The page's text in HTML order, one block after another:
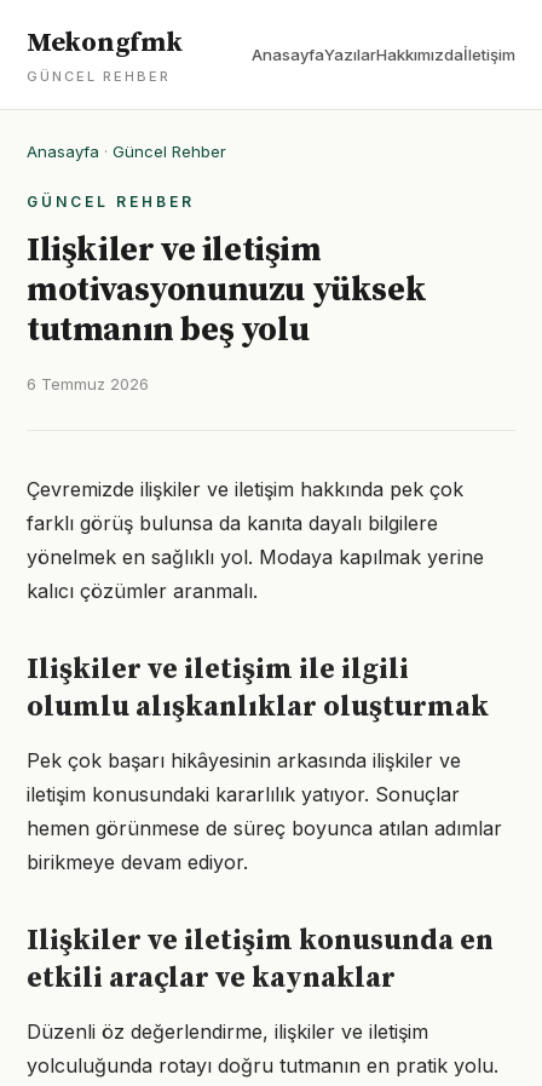
Mekongfmk
GÜNCEL REHBER
AnasayfaYazılarHakkımızdaİletişim
Anasayfa · Güncel Rehber
GÜNCEL REHBER
Ilişkiler ve iletişim
motivasyonunuzu yüksek
tutmanın beş yolu
6 Temmuz 2026
Çevremizde ilişkiler ve iletişim hakkında pek çok
farklı görüş bulunsa da kanıta dayalı bilgilere
yönelmek en sağlıklı yol. Modaya kapılmak yerine
kalıcı çözümler aranmalı.
Ilişkiler ve iletişim ile ilgili
olumlu alışkanlıklar oluşturmak
Pek çok başarı hikâyesinin arkasında ilişkiler ve
iletişim konusundaki kararlılık yatıyor. Sonuçlar
hemen görünmese de süreç boyunca atılan adımlar
birikmeye devam ediyor.
Ilişkiler ve iletişim konusunda en
etkili araçlar ve kaynaklar
Düzenli öz değerlendirme, ilişkiler ve iletişim
yolculuğunda rotayı doğru tutmanın en pratik yolu.